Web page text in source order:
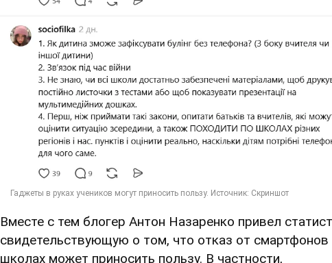
Вместе с тем блогер Антон Назаренко привел
свидетельствующую о том, что отказ от смартфонов
школах может приносить пользу. В частности,